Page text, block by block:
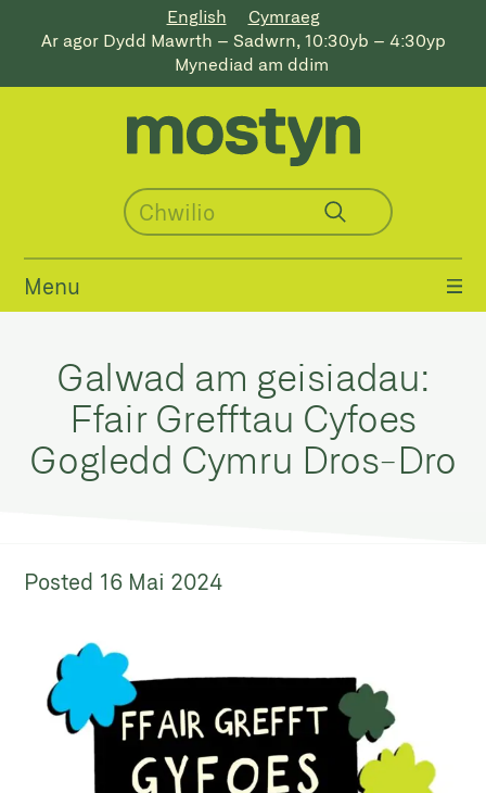
English
Cymraeg
Ar agor Dydd Mawrth – Sadwrn, 10:30yb – 4:30yp
Mynediad am ddim
Menu
Galwad am geisiadau:
Ffair Grefftau Cyfoes
Gogledd Cymru Dros-Dro
Posted 16 Mai 2024